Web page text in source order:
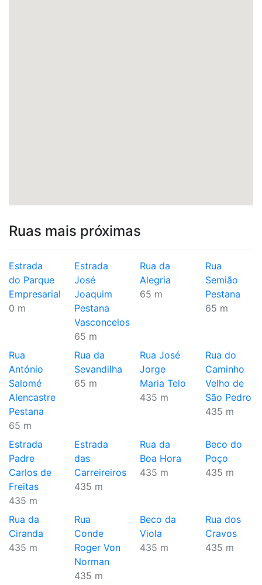
Ruas mais próximas
Estrada
do Parque
Empresarial
0 m
Estrada
José
Joaquim
Pestana
Vasconcelos
65 m
Rua da
Alegria
65 m
Rua
Semião
Pestana
65 m
Rua
António
Salomé
Alencastre
Pestana
65 m
Rua da
Sevandilha
65 m
Rua José
Jorge
Maria Telo
435 m
Rua do
Caminho
Velho de
São Pedro
435 m
Estrada
Padre
Carlos de
Freitas
435 m
Estrada
das
Carreireiros
435 m
Rua da
Boa Hora
435 m
Beco do
Poço
435 m
Rua da
Ciranda
435 m
Rua
Conde
Roger Von
Norman
435 m
Beco da
Viola
435 m
Rua dos
Cravos
435 m